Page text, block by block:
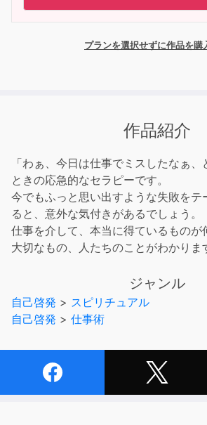
プランを選択せずに作品を購
作品紹介
「わぁ、今日は仕事でミスしたなぁ
ときの応急的なセラピーです。
今でもふっと思い出すような失敗をテ
ると、意外な気付きがあるでしょう。
仕事を介して、本当に得ているものが
大切なもの、人たちのことがわかりま
ジャンル
自己啓発 > スピリチュアル
自己啓発 > 仕事術